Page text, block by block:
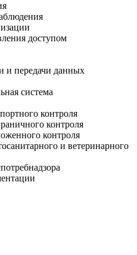
доступом
и передачи данных
система
контроля
контроля
контроля
и ветеринарного